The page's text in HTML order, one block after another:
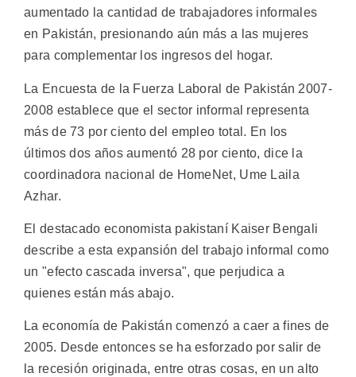
aumentado la cantidad de trabajadores informales
en Pakistán, presionando aún más a las mujeres
para complementar los ingresos del hogar.
La Encuesta de la Fuerza Laboral de Pakistán 2007-
2008 establece que el sector informal representa
más de 73 por ciento del empleo total. En los
últimos dos años aumentó 28 por ciento, dice la
coordinadora nacional de HomeNet, Ume Laila
Azhar.
El destacado economista pakistaní Kaiser Bengali
describe a esta expansión del trabajo informal como
un "efecto cascada inversa", que perjudica a
quienes están más abajo.
La economía de Pakistán comenzó a caer a fines de
2005. Desde entonces se ha esforzado por salir de
la recesión originada, entre otras cosas, en un alto